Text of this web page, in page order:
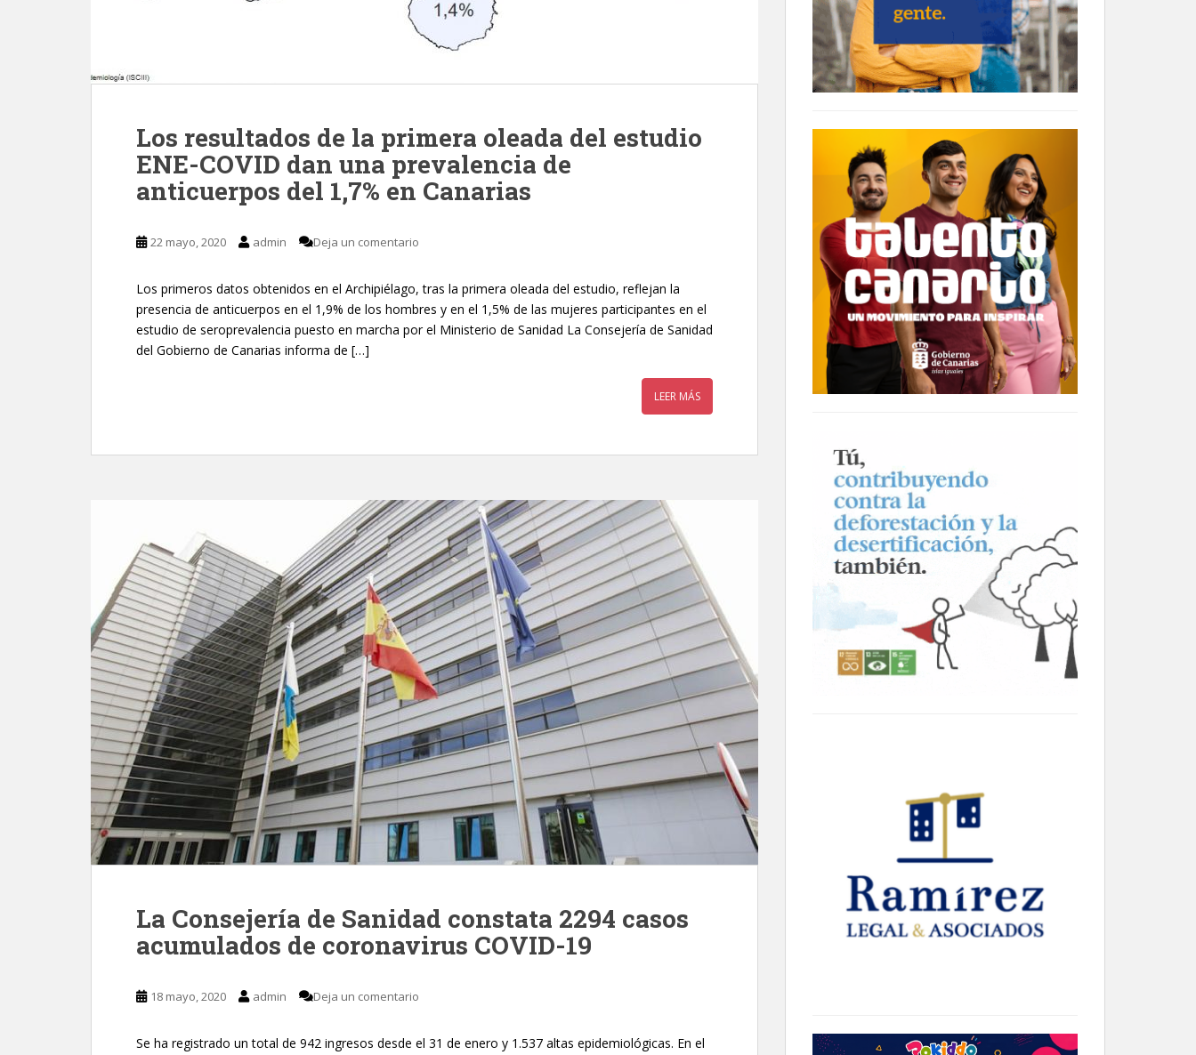
Los resultados de la primera oleada del estudio
ENE-COVID dan una prevalencia de
anticuerpos del 1,7% en Canarias
22 mayo, 2020 admin Deja un comentario
Los primeros datos obtenidos en el Archipiélago, tras la primera oleada del estudio, reflejan la
presencia de anticuerpos en el 1,9% de los hombres y en el 1,5% de las mujeres participantes en el
estudio de seroprevalencia puesto en marcha por el Ministerio de Sanidad La Consejería de Sanidad
del Gobierno de Canarias informa de […]
LEER MÁS
La Consejería de Sanidad constata 2294 casos
acumulados de coronavirus COVID-19
18 mayo, 2020 admin Deja un comentario
Se ha registrado un total de 942 ingresos desde el 31 de enero y 1.537 altas epidemiológicas. En el